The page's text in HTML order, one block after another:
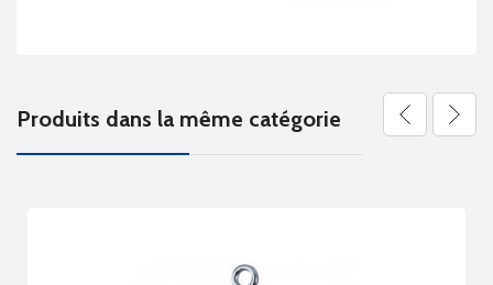
Produits dans la même catégorie